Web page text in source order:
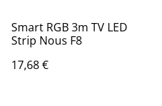
Smart RGB 3m TV LED
Strip Nous F8
17,68 €